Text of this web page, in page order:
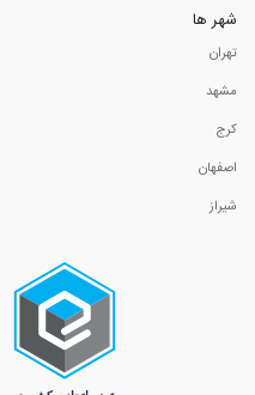
شهر ها
تهران
مشهد
کرج
اصفهان
شیراز